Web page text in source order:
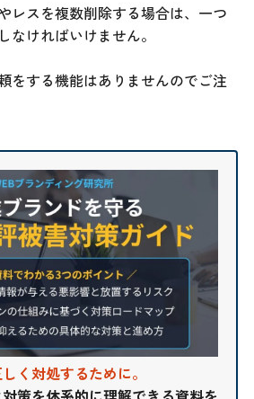
レスを複数削除する場合は、一つ
なければいけません。
をする機能はありませんのでご注
く対処するために。